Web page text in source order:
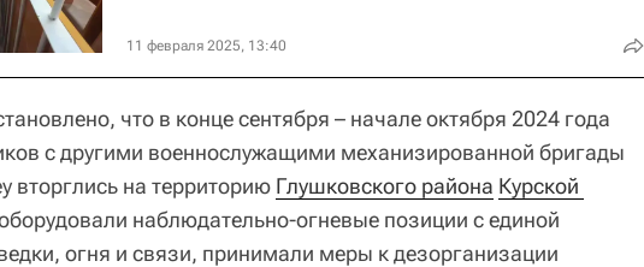
11 февраля 2025, 13:40
что в конце сентября – начале октября 2024 года
с другими военнослужащими механизированной бригады
вторглись на территорию Глушковского района Курской
наблюдательно-огневые позиции с единой
огня и связи, принимали меры к дезорганизации